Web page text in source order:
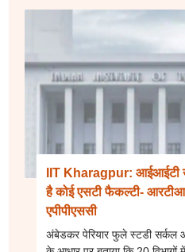
IIT Kharagpur: आईआईटी
है कोई एसटी फैकल्टी-
एपीपीएससी
अंबेडकर पेरियार फुले स्टडी सर्कल